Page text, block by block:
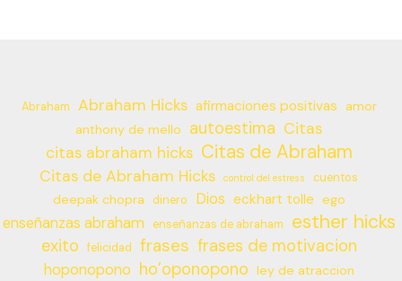
Abraham Abraham Hicks afirmaciones positivas
amor
anthony de mello
autoestima Citas
citas abraham hicks Citas de Abraham
Citas de Abraham Hicks control del estress cuentos
deepak chopra dinero Dios eckhart tolle ego
enseñanzas abraham enseñanzas de abraham esther hicks
exito felicidad frases frases de motivacion
hoponopono ho’oponopono ley de atraccion